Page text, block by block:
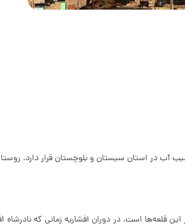
دارد. روستای سه کوهه در 10 کیلومتری هامون قرار گرفته است و 30 کیلومتر
قلعه‌ها است. در دوران افشاریه زمانی که